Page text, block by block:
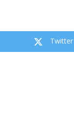
Twitter